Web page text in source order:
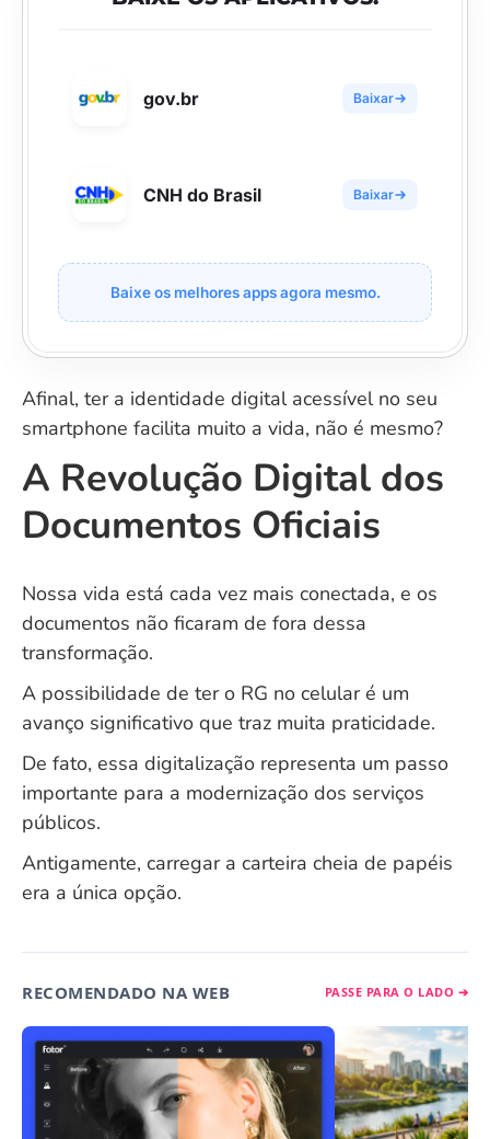
gov.br Baixar
CNH do Brasil Baixar
Baixe os melhores apps agora mesmo.
Afinal, ter a identidade digital acessível no seu
smartphone facilita muito a vida, não é mesmo?
A Revolução Digital dos
Documentos Oficiais
Nossa vida está cada vez mais conectada, e os
documentos não ficaram de fora dessa
transformação.
A possibilidade de ter o RG no celular é um
avanço significativo que traz muita praticidade.
De fato, essa digitalização representa um passo
importante para a modernização dos serviços
públicos.
Antigamente, carregar a carteira cheia de papéis
era a única opção.
RECOMENDADO NA WEB PASSE PARA O LADO ➔